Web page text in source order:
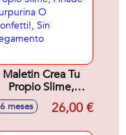
Maletin Crea Tu
Propio Slime,
Purpurina O
Confetti!, Sin
6 meses 26,00 €